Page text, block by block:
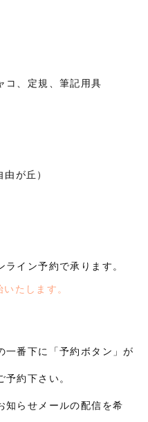
コ、定規、筆記用具
が丘）
イン予約で承ります。
たします。
一番下に「予約ボタン」が
約下さい。
知らせメールの配信を希